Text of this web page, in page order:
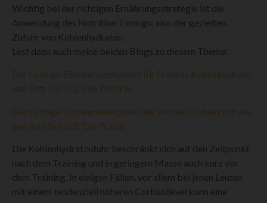
Wichtig bei der richtigen Ernährungsstrategie ist die
Anwendung des Nutrition Timings, also der gezielten
Zufuhr von Kohlenhydraten.
Lest dazu auch meine beiden Blogs zu diesem Thema:
Der richtige Einnahmezeitpunkt für Protein, Kohlenhydrate
und Fett Teil 1/2: Die Theorie
Der richtige Einnahmezeitpunkt für Protein, Kohlenhydrate
und Fett Teil 2/2: Die Praxis
Die Kohlenhydratzufuhr beschränkt sich auf den Zeitpunkt
nach dem Training und in geringem Masse auch kurz vor
dem Training. In einigen Fällen, vor allem bei jenen Leuten
mit einem tendenziell höheren Cortisollevel kann eine